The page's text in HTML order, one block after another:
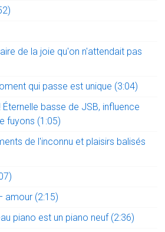
de la joie qu'on n'attendait pas
qui passe est unique (3:04)
basse de JSB, influence
fuyons (1:05)
de l'inconnu et plaisirs balisés
amour (2:15)
piano est un piano neuf (2:36)